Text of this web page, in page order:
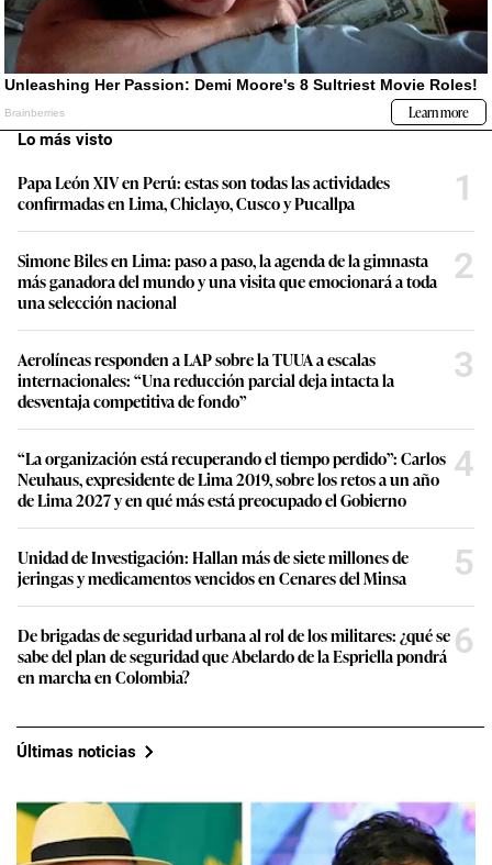
Lo más visto
Papa León XIV en Perú: estas son todas las actividades
confirmadas en Lima, Chiclayo, Cusco y Pucallpa
1
Simone Biles en Lima: paso a paso, la agenda de la gimnasta
más ganadora del mundo y una visita que emocionará a toda
una selección nacional
2
Aerolíneas responden a LAP sobre la TUUA a escalas
internacionales: “Una reducción parcial deja intacta la
desventaja competitiva de fondo”
3
“La organización está recuperando el tiempo perdido”: Carlos
Neuhaus, expresidente de Lima 2019, sobre los retos a un año
de Lima 2027 y en qué más está preocupado el Gobierno
4
Unidad de Investigación: Hallan más de siete millones de
jeringas y medicamentos vencidos en Cenares del Minsa
5
De brigadas de seguridad urbana al rol de los militares: ¿qué se
sabe del plan de seguridad que Abelardo de la Espriella pondrá
en marcha en Colombia?
6
Últimas noticias